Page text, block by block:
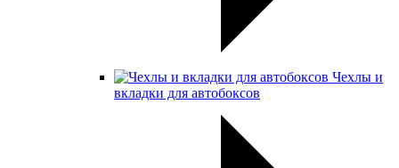
Чехлы и
вкладки для автобоксов